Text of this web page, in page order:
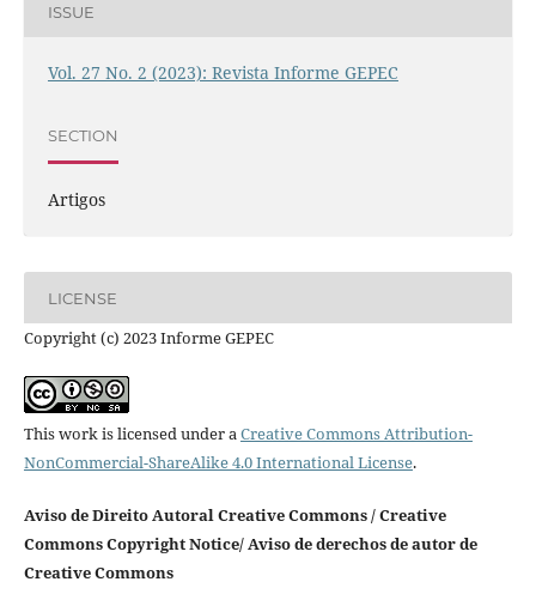
ISSUE
Vol. 27 No. 2 (2023): Revista Informe GEPEC
SECTION
Artigos
LICENSE
Copyright (c) 2023 Informe GEPEC
This work is licensed under aCreative Commons Attribution-
NonCommercial-ShareAlike 4.0 International License.
Aviso de Direito Autoral Creative Commons / Creative
Commons Copyright Notice/ Aviso de derechos de autor de
Creative Commons